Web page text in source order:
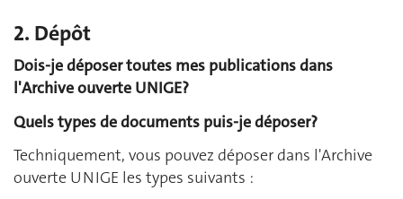
2. Dépôt
Dois-je déposer toutes mes publications dans
l'Archive ouverte UNIGE?
Quels types de documents puis-je déposer?
Techniquement, vous pouvez déposer dans l'Archive
ouverte UNIGE les types suivants :